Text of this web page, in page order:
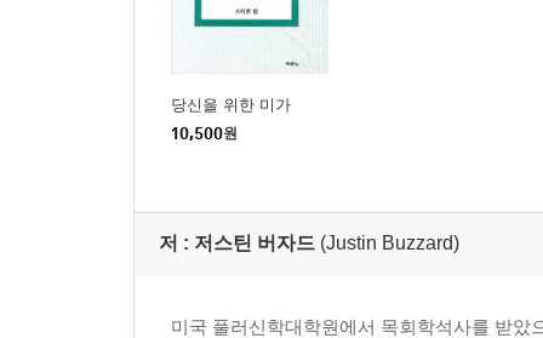
당신을 위한 미가
10,500원
저 : 저스틴 버자드 (Justin Buzzard)
미국 풀러신학대학원에서 목회학석사를 받았